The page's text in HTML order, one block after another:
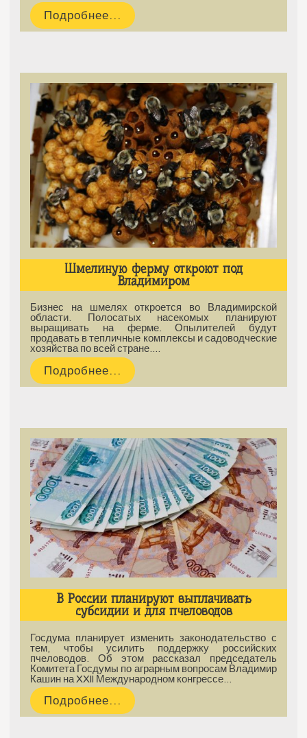
Подробнее...
Шмелиную ферму откроют под
Владимиром
Бизнес на шмелях откроется во Владимирской
области. Полосатых насекомых планируют
выращивать на ферме. Опылителей будут
продавать в тепличные комплексы и садоводческие
хозяйства по всей стране.…
Подробнее...
В России планируют выплачивать
субсидии и для пчеловодов
Госдума планирует изменить законодательство с
тем, чтобы усилить поддержку российских
пчеловодов. Об этом рассказал председатель
Комитета Госдумы по аграрным вопросам Владимир
Кашин на XXII Международном конгрессе…
Подробнее...